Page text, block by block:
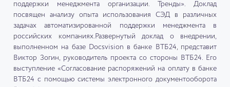
поддержки менеджмента организации. Тренды». Доклад
посвящен анализу опыта использования СЭД в различных
задачах автоматизированной поддержки менеджмента в
российских компаниях.Развернутый доклад о внедрении,
выполненном на базе Docsvision в банке ВТБ24, представит
Виктор Зогин, руководитель проекта со стороны ВТБ24. Его
выступление «Согласование распоряжений на оплату в банке
ВТБ24 с помощью системы электронного документооборота